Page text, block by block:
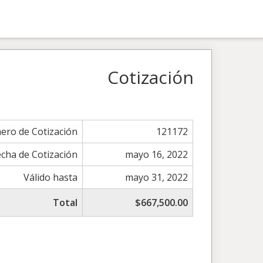
Cotización
de Cotización
121172
de Cotización
mayo 16, 2022
Válido hasta
mayo 31, 2022
Total
$667,500.00